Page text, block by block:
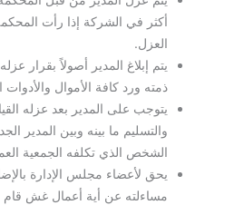
أكثر في الشركة إذا رأت
العزل.
يتم إبلاغ المدير أصولاً بقرار
ذمته ورد كافة الأموال
يتوجب على المدير بعد عزله
والتسليم ما بينه وبين المدير
الشخص الذي تكلفه الجمعية
يحق لأعضاء مجلس الإدارة
مساءلته عن أية أعمال غش قام